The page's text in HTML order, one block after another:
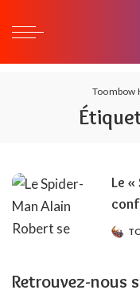
Toombow
Le
Retrouvez-nous